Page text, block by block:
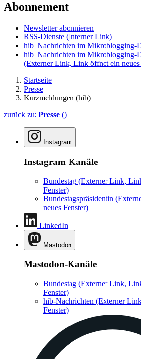
Abonnement
Newsletter abonnieren
RSS-Dienste (Interner Link)
hib_Nachrichten im Mikroblogging-
hib_Nachrichten im Mikroblogging-
(Externer Link, Link öffnet ein neues
Startseite
Presse
Kurzmeldungen (hib)
zurück zu: Presse ()
Instagram
Instagram-Kanäle
Bundestag (Externer Link,
Fenster)
Bundestagspräsidentin
neues Fenster)
LinkedIn
Mastodon
Mastodon-Kanäle
Bundestag (Externer Link,
Fenster)
hib-Nachrichten (Externer
Fenster)